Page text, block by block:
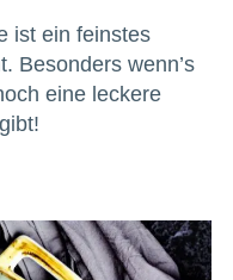
ist ein feinstes
Besonders wenn’s
eine leckere